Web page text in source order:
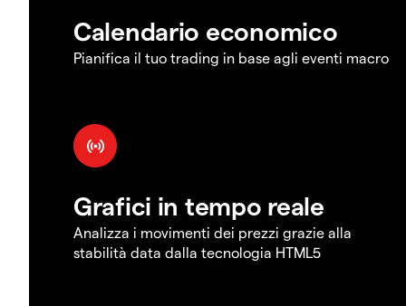
Calendario economico
Pianifica il tuo trading in base agli eventi macro
Grafici in tempo reale
Analizza i movimenti dei prezzi grazie alla
stabilità data dalla tecnologia HTML5